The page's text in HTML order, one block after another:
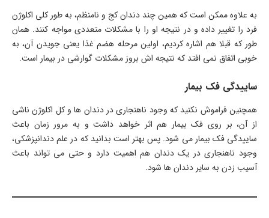
به علاوه ممکن است که همین چند دندان کج و نامنظم، به طور کلی اکلوژن
فرد را تغییر داده و در نتیجه او را با مشکلات متعددی مواجه کنند. همان
طور که قبلا هم اشاره کردیم، اولین مرحله هضم غذا یعنی جویدن آن، به
خوبی اتفاق نمی افتد که نتیجه اش بروز مشکلات گوارشی در بیمار است.
ساییدگی فک بیمار
همچنین فراموش نکنید که وجود ناهنجاری در دندان ها و کل اکلوژن ناشی
از آن، بر روی فک بیمار هم اثر خواهد داشت و به مرور زمان باعث
ساییدگی فک بیمار می شود. پس بهتر است بدانید که در علم دندانپزشکی،
وجود ناهنجاری در یک دندان هم اهمیت دارد و حتی می تواند باعث
آسیب زدن به سایر دندان ها شود.